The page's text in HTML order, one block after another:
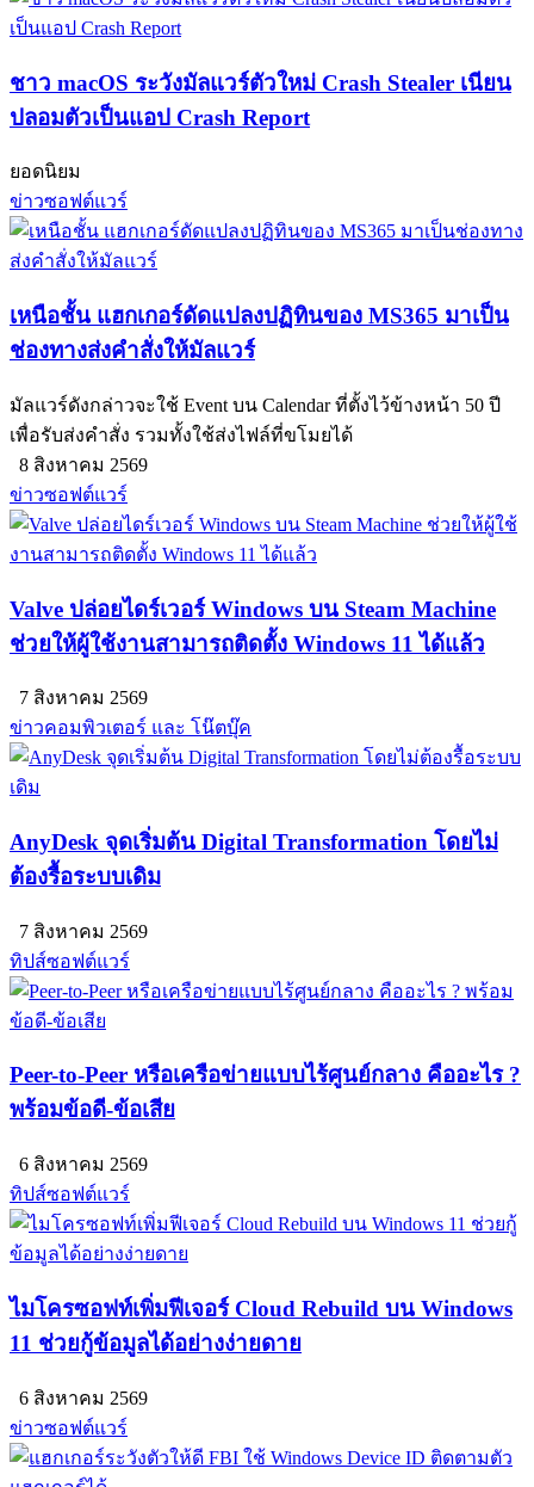
ชาว macOS ระวังมัลแวร์ตัวใหม่ Crash Stealer เนียน
ปลอมตัวเป็นแอป Crash Report
ยอดนิยม
ข่าวซอฟต์แวร์
เหนือชั้น แฮกเกอร์ดัดแปลงปฏิทินของ MS365 มาเป็น
ช่องทางส่งคำสั่งให้มัลแวร์
มัลแวร์ดังกล่าวจะใช้ Event บน Calendar ที่ตั้งไว้ข้างหน้า 50 ปี
เพื่อรับส่งคำสั่ง รวมทั้งใช้ส่งไฟล์ที่ขโมยได้
8 สิงหาคม 2569
ข่าวซอฟต์แวร์
Valve ปล่อยไดร์เวอร์ Windows บน Steam Machine
ช่วยให้ผู้ใช้งานสามารถติดตั้ง Windows 11 ได้แล้ว
7 สิงหาคม 2569
ข่าวคอมพิวเตอร์ และ โน๊ตบุ๊ค
AnyDesk จุดเริ่มต้น Digital Transformation โดยไม่
ต้องรื้อระบบเดิม
7 สิงหาคม 2569
ทิปส์ซอฟต์แวร์
Peer-to-Peer หรือเครือข่ายแบบไร้ศูนย์กลาง คืออะไร ?
พร้อมข้อดี-ข้อเสีย
6 สิงหาคม 2569
ทิปส์ซอฟต์แวร์
ไมโครซอฟท์เพิ่มฟีเจอร์ Cloud Rebuild บน Windows
11 ช่วยกู้ข้อมูลได้อย่างง่ายดาย
6 สิงหาคม 2569
ข่าวซอฟต์แวร์